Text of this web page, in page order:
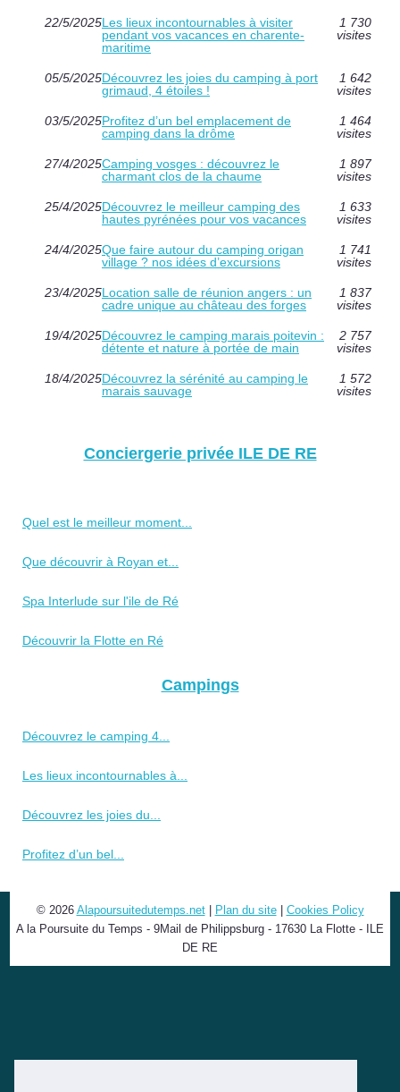
22/5/2025Les lieux incontournables à visiter
pendant vos vacances en charente-
maritime
1 730
visites
05/5/2025Découvrez les joies du camping à port
grimaud, 4 étoiles !
1 642
visites
03/5/2025Profitez d’un bel emplacement de
camping dans la drôme
1 464
visites
27/4/2025Camping vosges : découvrez le
charmant clos de la chaume
1 897
visites
25/4/2025Découvrez le meilleur camping des
hautes pyrénées pour vos vacances
1 633
visites
24/4/2025Que faire autour du camping origan
village ? nos idées d’excursions
1 741
visites
23/4/2025Location salle de réunion angers : un
cadre unique au château des forges
1 837
visites
19/4/2025Découvrez le camping marais poitevin :
détente et nature à portée de main
2 757
visites
18/4/2025Découvrez la sérénité au camping le
marais sauvage
1 572
visites
Conciergerie privée ILE DE RE
Quel est le meilleur moment...
Que découvrir à Royan et...
Spa Interlude sur l'ile de Ré
Découvrir la Flotte en Ré
Campings
Découvrez le camping 4...
Les lieux incontournables à...
Découvrez les joies du...
Profitez d’un bel...
© 2026 Alapoursuitedutemps.net| Plan du site| Cookies Policy
A la Poursuite du Temps - 9Mail de Philippsburg - 17630 La Flotte - ILE
DE RE